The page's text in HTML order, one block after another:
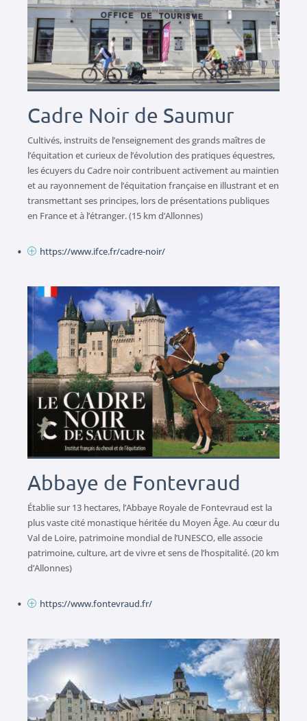
Cadre Noir de Saumur
Cultivés, instruits de l’enseignement des grands maîtres de
l’équitation et curieux de l’évolution des pratiques équestres,
les écuyers du Cadre noir contribuent activement au maintien
et au rayonnement de l’équitation française en illustrant et en
transmettant ses principes, lors de présentations publiques
en France et à l’étranger. (15 km d’Allonnes)
P https://www.ifce.fr/cadre-noir/
Abbaye de Fontevraud
Établie sur 13 hectares, l’Abbaye Royale de Fontevraud est la
plus vaste cité monastique héritée du Moyen Âge. Au cœur du
Val de Loire, patrimoine mondial de l’UNESCO, elle associe
patrimoine, culture, art de vivre et sens de l’hospitalité. (20 km
d’Allonnes)
P https://www.fontevraud.fr/